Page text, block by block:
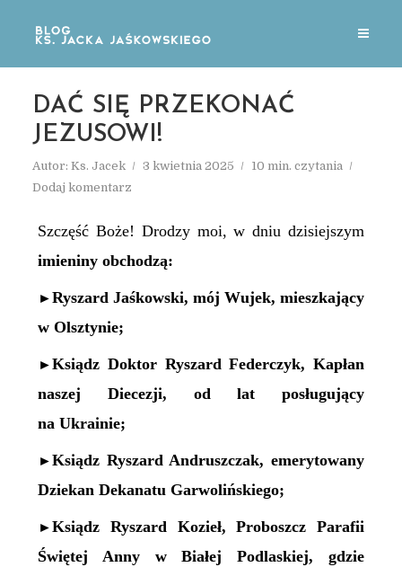
DAĆ SIĘ PRZEKONAĆ
JEZUSOWI!
Autor: Ks. Jacek 3 kwietnia 2025
10 min. czytania
Dodaj komentarz
Szczęść Boże! Drodzy moi, w dniu dzisiejszym
imieniny obchodzą:
►Ryszard Jaśkowski, mój Wujek, mieszkający
w Olsztynie;
►Ksiądz Doktor Ryszard Federczyk, Kapłan
naszej Diecezji, od lat posługujący
na Ukrainie;
►Ksiądz Ryszard Andruszczak, emerytowany
Dziekan Dekanatu Garwolińskiego;
►Ksiądz Ryszard Kozieł, Proboszcz Parafii
Świętej Anny w Białej Podlaskiej, gdzie